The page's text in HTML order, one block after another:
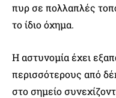
πυρ σε πολλαπλές
το ίδιο όχημα.
Η αστυνομία έχει
περισσότερους από
στο σημείο